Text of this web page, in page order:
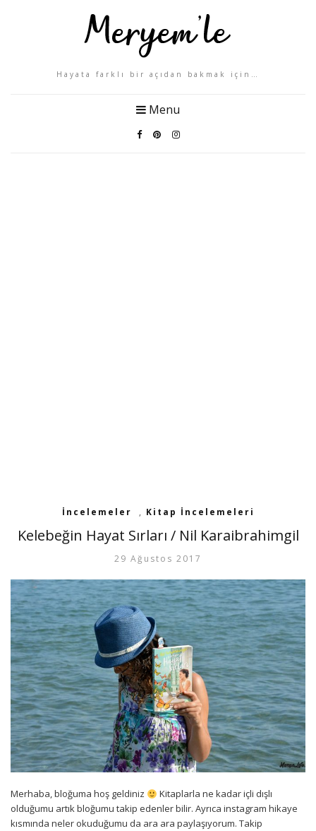
Hayata farklı bir açıdan bakmak için…
Menu
İncelemeler , Kitap İncelemeleri
Kelebeğin Hayat Sırları / Nil Karaibrahimgil
29 Ağustos 2017
Merhaba, bloğuma hoş geldiniz
Kitaplarla ne kadar içli dışlı
olduğumu artık bloğumu takip edenler bilir. Ayrıca instagram hikaye
kısmında neler okuduğumu da ara ara paylaşıyorum. Takip